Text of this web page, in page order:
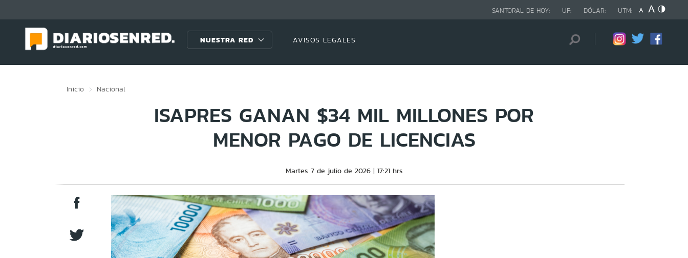
SANTORAL DE HOY: UF: DÓLAR: UTM:
NUESTRA RED AVISOS LEGALES
Inicio Nacional
ISAPRES GANAN $34 MIL MILLONES POR
MENOR PAGO DE LICENCIAS
Martes 7 de julio de 2026 17:21 hrs